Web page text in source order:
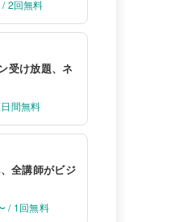
2回無料
受け放題、ネ
間無料
全講師がビジ
/ 1回無料